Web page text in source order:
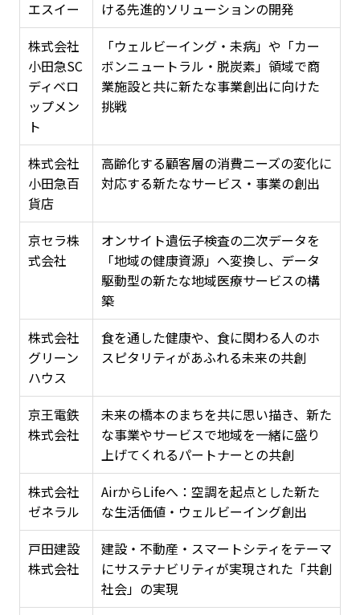
エスイー
ける先進的ソリューションの開発
株式会社
小田急SC
ディベロ
ップメン
ト
「ウェルビーイング・未病」や「カー
ボンニュートラル・脱炭素」領域で商
業施設と共に新たな事業創出に向けた
挑戦
株式会社
小田急百
貨店
高齢化する顧客層の消費ニーズの変化に
対応する新たなサービス・事業の創出
京セラ株
式会社
オンサイト遺伝子検査の二次データを
「地域の健康資源」へ変換し、データ
駆動型の新たな地域医療サービスの構
築
株式会社
グリーン
ハウス
食を通した健康や、食に関わる人のホ
スピタリティがあふれる未来の共創
京王電鉄
株式会社
未来の橋本のまちを共に思い描き、新た
な事業やサービスで地域を一緒に盛り
上げてくれるパートナーとの共創
株式会社
ゼネラル
AirからLifeへ：空調を起点とした新た
な生活価値・ウェルビーイング創出
戸田建設
株式会社
建設・不動産・スマートシティをテーマ
にサステナビリティが実現された「共創
社会」の実現